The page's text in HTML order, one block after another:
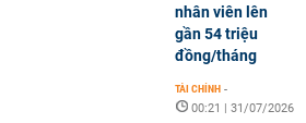
nhân viên lên
gần 54 triệu
đồng/tháng
TÀI CHÍNH -
00:21 | 31/07/2026